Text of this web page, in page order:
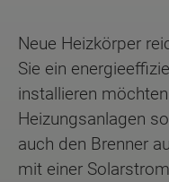
Neue Heizkörper
Sie ein
installieren
Heizungsanlagen
auch den Brenner
mit einer